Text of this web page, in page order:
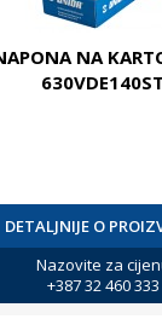
NA
630VDE140ST
DETALJNIJE O
Nazovite za
+387 32 460 333